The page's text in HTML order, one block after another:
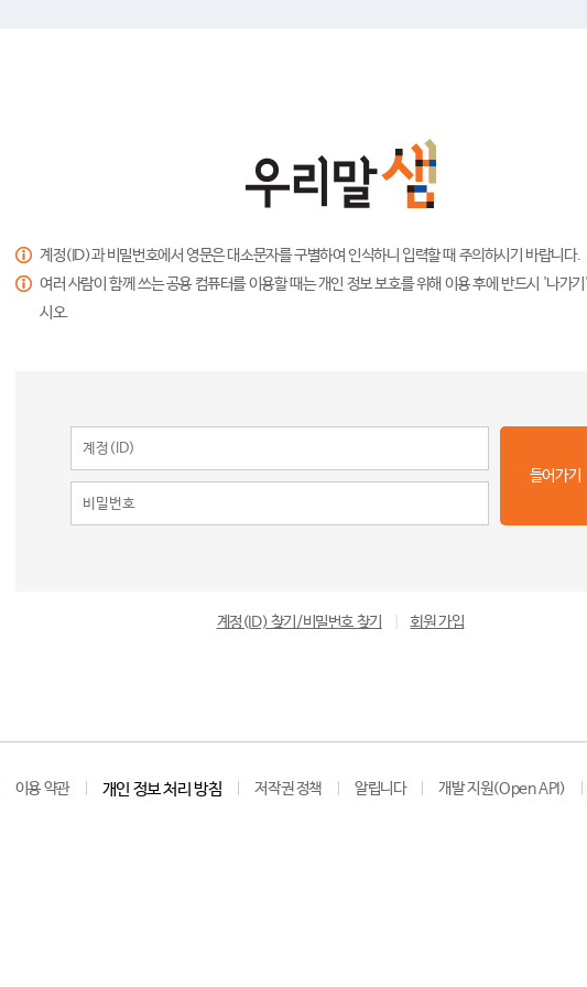
계정(ID)과 비밀번호에서 영문은 대소문자를 구별하여 인식하니 입력할 때 주의하시기 바랍니다.
여러 사람이 함께 쓰는 공용 컴퓨터를 이용할 때는 개인 정보 보호를 위해 이용 후에 반드시 '나가
시오.
들어가기
계정(ID) 찾기/비밀번호 찾기 회원 가입
이용 약관 개인 정보 처리 방침 저작권 정책 알립니다 개발 지원(Open API)